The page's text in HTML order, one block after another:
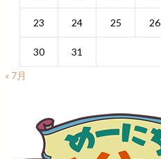
23 24 25 26
30
31
« 7月